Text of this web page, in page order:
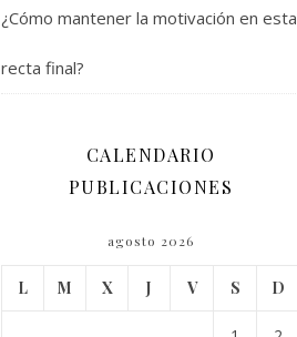
¿Cómo mantener la motivación en esta
recta final?
CALENDARIO
PUBLICACIONES
agosto 2026
L M X J V S D